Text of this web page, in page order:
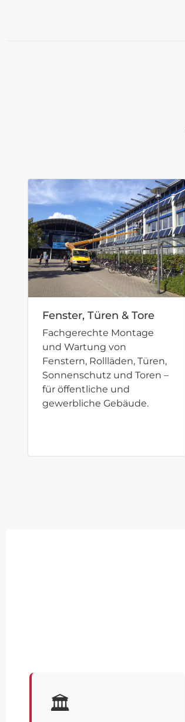
Fenster, Türen & Tore
Fachgerechte Montage
und Wartung von
Fenstern, Rollläden, Türen,
Sonnenschutz und Toren –
für öffentliche und
gewerbliche Gebäude.
🏛️